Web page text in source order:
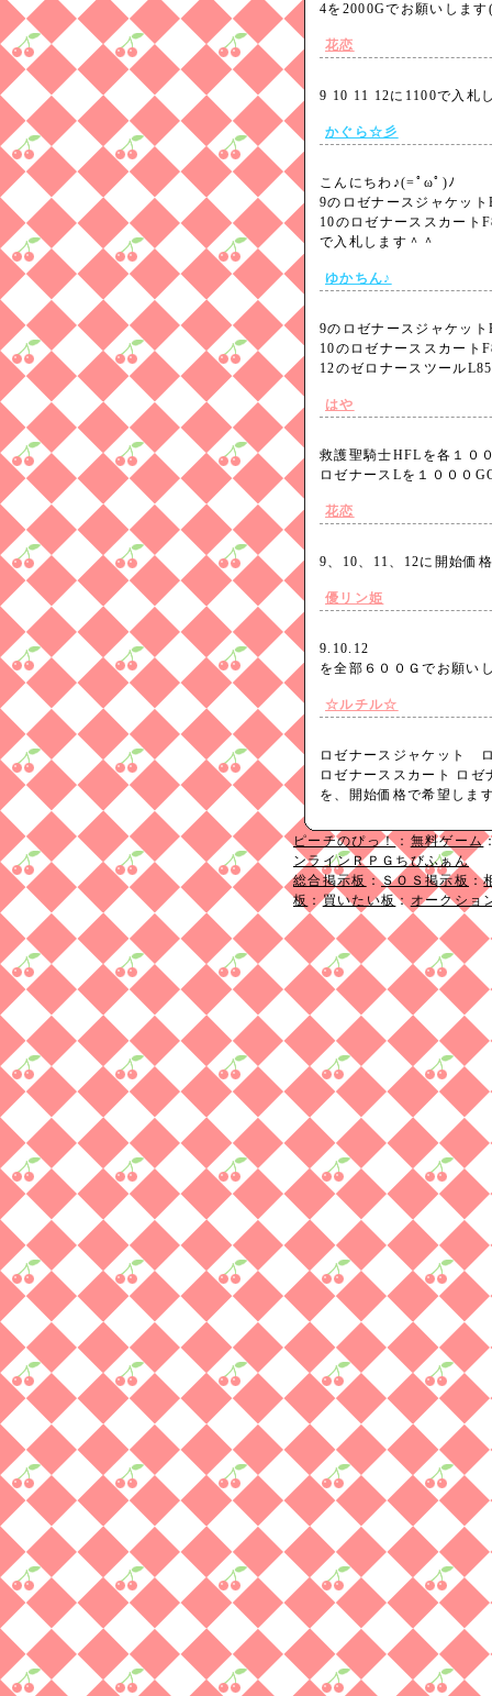
4を2000Gでお願いし
花恋
9 10 11 12に1100で入
かぐら☆彡
こんにちわ♪(=ﾟωﾟ)ﾉ
9のロゼナースジャケッ
10のロゼナーススカート
で入札します＾＾
ゆかちん♪
9のロゼナースジャケッ
10のロゼナーススカート
12のゼロナースツール
はや
救護聖騎士HFLを各１０
ロゼナースLを１０００
花恋
9、10、11、12に開始価
優リン姫
9.10.12
を全部６００Ｇでお願
☆ルチル☆
ロゼナースジャケッ
ロゼナーススカート ロ
を、開始価格で希望し
ピーチのぴっ！ ： 無料ゲーム
ンラインＲＰＧちびふぁん
総合掲示板 ：ＳＯＳ掲示板 ：
板 ：買いたい板： オークショ